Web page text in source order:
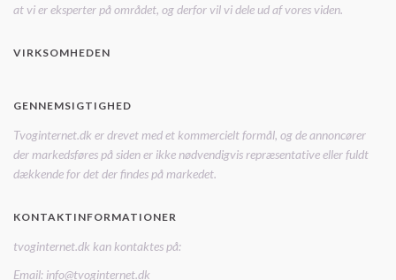
at vi er eksperter på området, og derfor vil vi dele ud af vores viden.
VIRKSOMHEDEN
GENNEMSIGTIGHED
Tvoginternet.dk er drevet med et kommercielt formål, og de annoncører
der markedsføres på siden er ikke nødvendigvis repræsentative eller fuldt
dækkende for det der findes på markedet.
KONTAKTINFORMATIONER
tvoginternet.dk kan kontaktes på:
Email: info@tvoginternet.dk